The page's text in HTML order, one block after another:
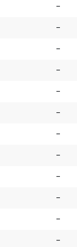
-
-
-
-
-
-
-
-
-
-
-
-